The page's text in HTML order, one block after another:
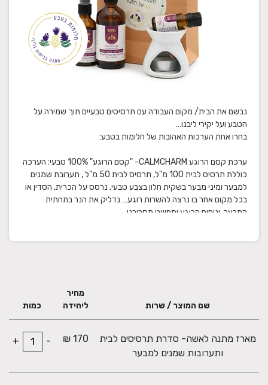
נבשם את הבית/ מקום העבודה עם תרסיסים טבעיים תוך שמירה על
ערכת קסם הרוגע CALMCHARM- "קסם הרוגע" 100% טבעי: הערכה
כוללת תרסיס לבית 100 מ"ל, תרסיס לבית 50 מ"ל , תערובת שמנים
למבער ומיני מבער בשקית חלון בצבע טבעי. נרסס על הכרית, הסדין או
בכל מקום אחר בו נרצה להשרות רוגע… נדליק את הנר בתחתית
למבער ומיני מבער בשקית חלון בצבע טבעי. נרסס על הכרית, הסדין או
בכל מקום אחר בו נרצה להשרות אווירה של קרבה … נדליק את הנר
שם המוצר / שרות
מחיר
ליחידה
כמות
מארז מתנה לאשה- סדרת תרסיסים לבית
ותערובות שמנים למבער
170 ₪
-
+